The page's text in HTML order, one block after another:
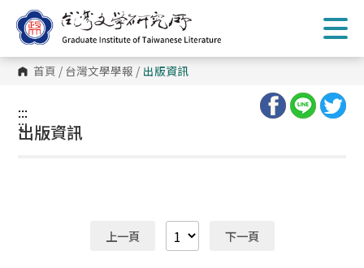
到
主
內
容 首頁 / 台灣文學學報 / 出版資訊
:::
:::
出版資訊
上一頁 下一頁